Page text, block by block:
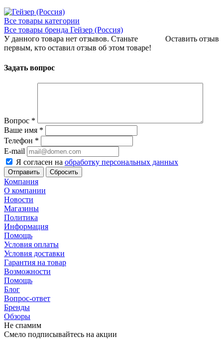
Все товары категории
Все товары бренда Гейзер (Россия)
Оставить отзыв
У данного товара нет отзывов. Станьте
первым, кто оставил отзыв об этом товаре!
Задать вопрос
Вопрос *
Ваше имя *
Телефон *
E-mail
Я согласен на обработку персональных данных
Сбросить
Компания
О компании
Новости
Магазины
Политика
Информация
Помощь
Условия оплаты
Условия доставки
Гарантия на товар
Возможности
Помощь
Блог
Вопрос-ответ
Бренды
Обзоры
Не спамим
Смело подписывайтесь на акции